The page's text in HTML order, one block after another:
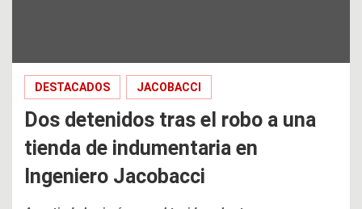
DESTACADOS JACOBACCI
Dos detenidos tras el robo a una
tienda de indumentaria en
Ingeniero Jacobacci